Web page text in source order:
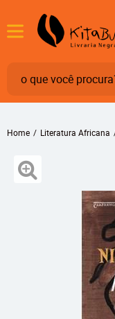
Home Literatura Africana